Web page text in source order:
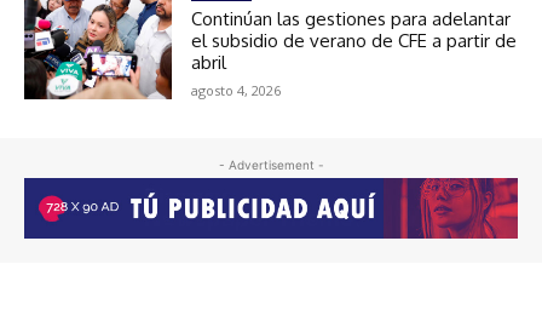
Continúan las gestiones para adelantar
el subsidio de verano de CFE a partir de
abril
agosto 4, 2026
- Advertisement -